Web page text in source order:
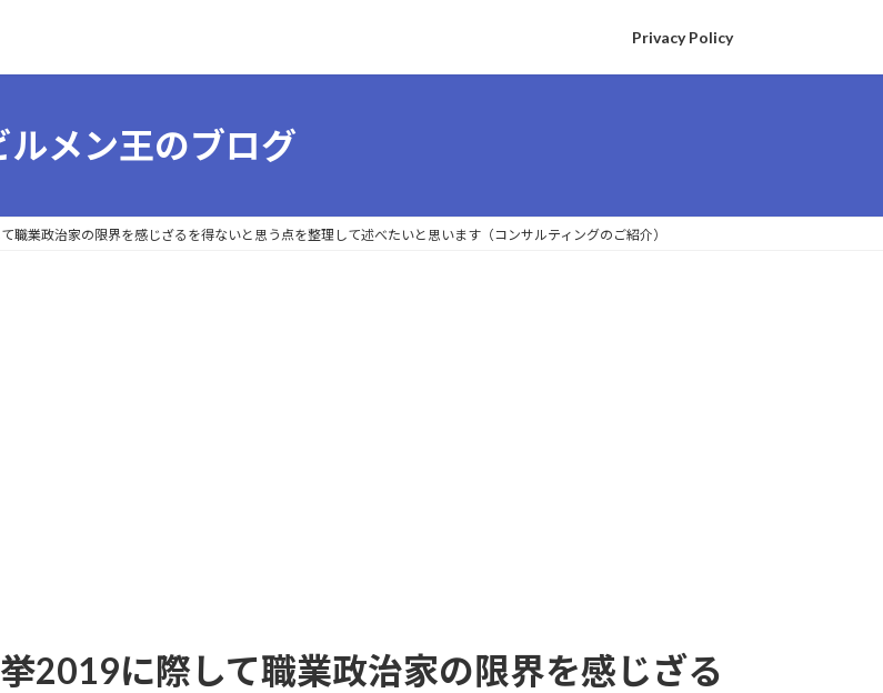
Privacy Policy
ルメン王のブログ
職業政治家の限界を感じざるを得ないと思う点を整理して述べたいと思います（コンサルティングのご紹介）
2019に際して職業政治家の限界を感じざる